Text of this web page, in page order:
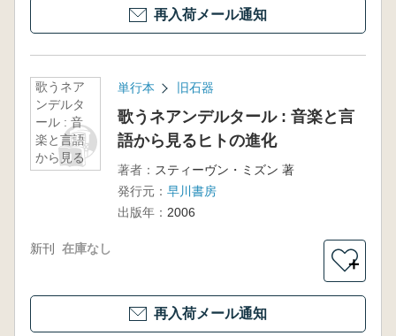
再入荷メール通知
歌うネア
ンデルタ
ール : 音
楽と言語
から見る
ヒトの進
単行本 旧石器
歌うネアンデルタール : 音楽と言
語から見るヒトの進化
著者： スティーヴン・ミズン 著
発行元： 早川書房
出版年： 2006
新刊 在庫なし
＋
再入荷メール通知